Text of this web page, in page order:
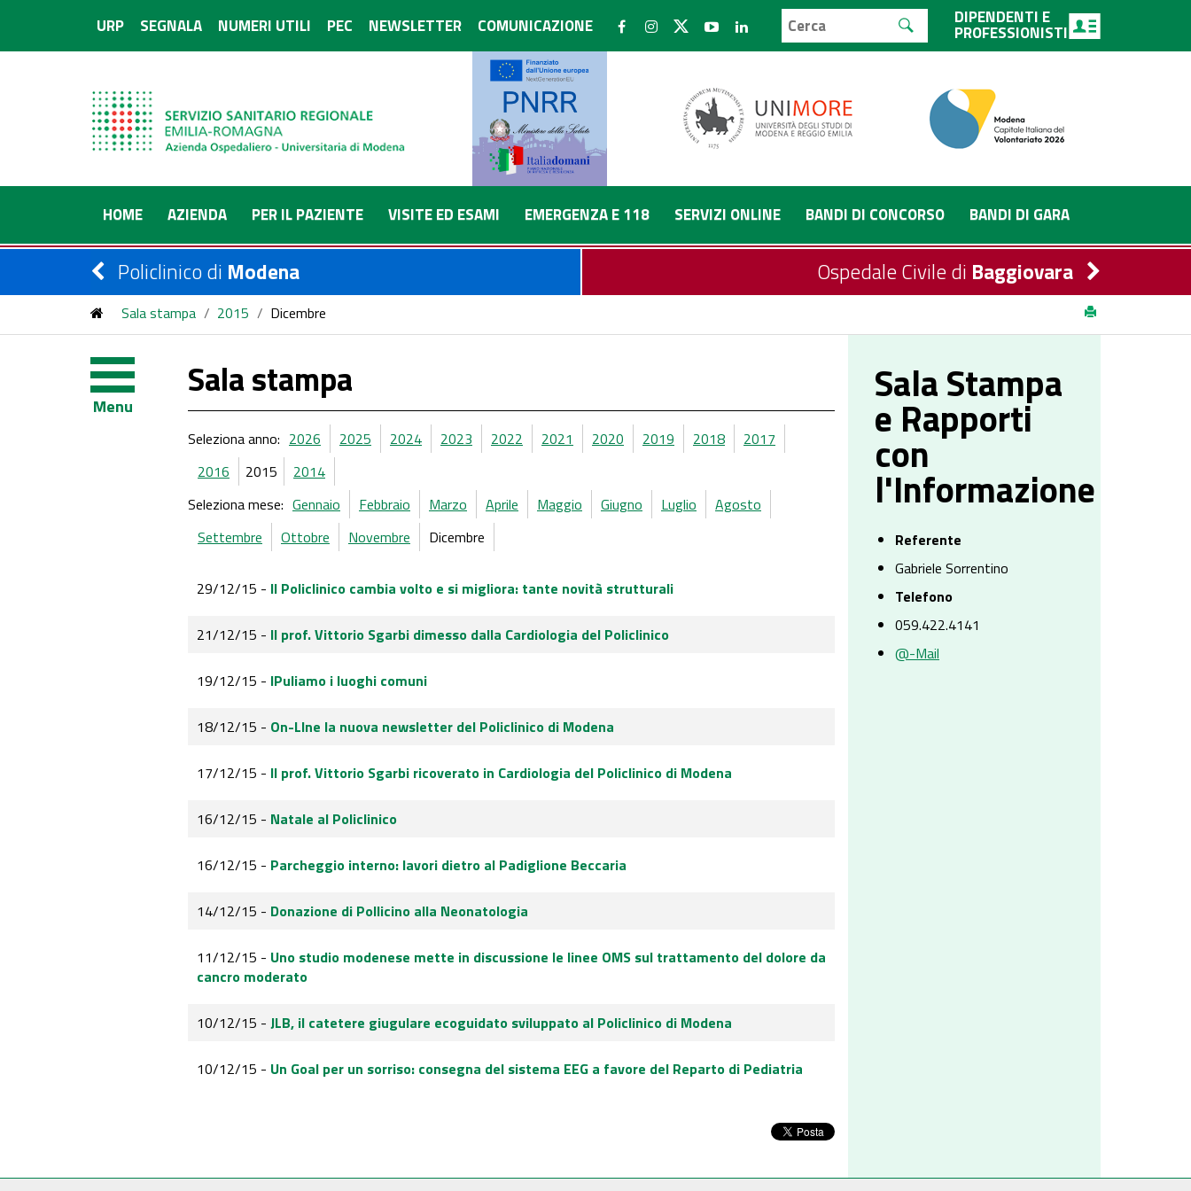
URP SEGNALA NUMERI UTILI PEC NEWSLETTER COMUNICAZIONE DIPENDENTI E
PROFESSIONISTI
HOME AZIENDA PER IL PAZIENTE VISITE ED ESAMI EMERGENZA E 118 SERVIZI ONLINE BANDI DI CONCORSO BANDI DI GARA
Policlinico di Modena Ospedale Civile di Baggiovara
Sala stampa / 2015 / Dicembre
Menu
Sala stampa
Seleziona anno: 2026 2025 2024 2023 2022 2021 2020 2019 2018
2017
2016
2015
2014
Seleziona mese: Gennaio Febbraio Marzo Aprile Maggio Giugno Luglio
Agosto
Settembre
Ottobre Novembre Dicembre
29/12/15 - Il Policlinico cambia volto e si migliora: tante novità strutturali
21/12/15 - Il prof. Vittorio Sgarbi dimesso dalla Cardiologia del Policlinico
19/12/15 - IPuliamo i luoghi comuni
18/12/15 - On-LIne la nuova newsletter del Policlinico di Modena
17/12/15 - Il prof. Vittorio Sgarbi ricoverato in Cardiologia del Policlinico di Modena
16/12/15 - Natale al Policlinico
16/12/15 - Parcheggio interno: lavori dietro al Padiglione Beccaria
14/12/15 - Donazione di Pollicino alla Neonatologia
11/12/15 - Uno studio modenese mette in discussione le linee OMS sul trattamento del dolore da
cancro moderato
10/12/15 - JLB, il catetere giugulare ecoguidato sviluppato al Policlinico di Modena
10/12/15 - Un Goal per un sorriso: consegna del sistema EEG a favore del Reparto di Pediatria
Sala Stampa
e Rapporti
con
l'Informazione
Referente
Gabriele Sorrentino
Telefono
059.422.4141
@-Mail